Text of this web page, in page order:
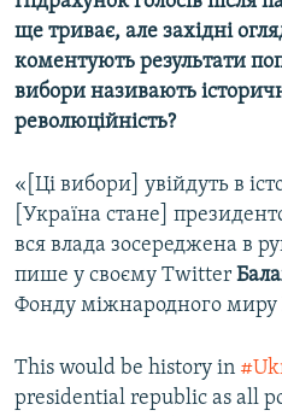
ще триває, але західні
коментують результати
вибори називають
революційність?
«[Ці вибори] увійдуть в
[Україна стане]
вся влада зосереджена в
пише у своєму Twitter
Фонду міжнародного миру
This would be history in
presidential republic as all